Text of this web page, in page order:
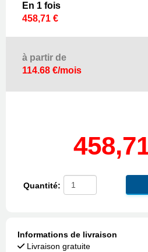
à partir de
114.68 €/mois
En 1 fois
458,71 €
Quantité:
Informations de livraison
Livraison gratuite